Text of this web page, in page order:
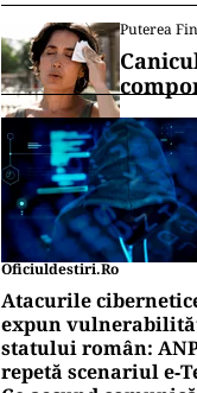
Puterea
Oficiuldestiri.ro
Atacurile
expun
statului român:
repetă scenariul